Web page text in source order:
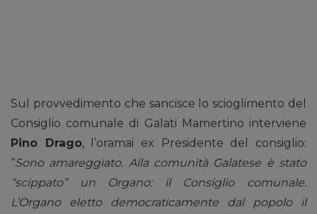
Sul provvedimento che sancisce lo scioglimento del
Consiglio comunale di Galati Mamertino interviene
Pino Drago, l’oramai ex Presidente del consiglio:
“Sono amareggiato. Alla comunità Galatese è stato
“scippato” un Organo: il Consiglio comunale.
L’Organo eletto democraticamente dal popolo il